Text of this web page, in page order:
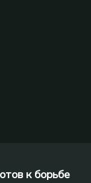
к борьбе